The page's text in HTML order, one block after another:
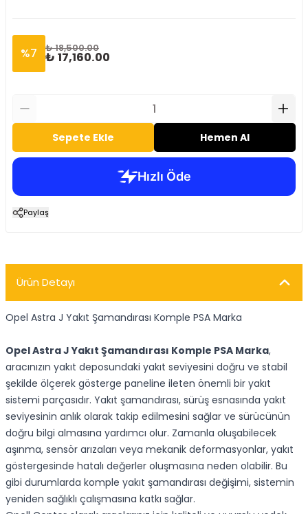
%7 ₺ 18,500.00
₺ 17,160.00
Sepete Ekle Hemen Al
Paylaş
Ürün Detayı
Opel Astra J Yakıt Şamandırası Komple PSA Marka
Opel Astra J Yakıt Şamandırası Komple PSA Marka,
aracınızın yakıt deposundaki yakıt seviyesini doğru ve stabil
şekilde ölçerek gösterge paneline ileten önemli bir yakıt
sistemi parçasıdır. Yakıt şamandırası, sürüş esnasında yakıt
seviyesinin anlık olarak takip edilmesini sağlar ve sürücünün
doğru bilgi almasına yardımcı olur. Zamanla oluşabilecek
aşınma, sensör arızaları veya mekanik deformasyonlar, yakıt
göstergesinde hatalı değerler oluşmasına neden olabilir. Bu
gibi durumlarda komple yakıt şamandırası değişimi, sistemin
yeniden sağlıklı çalışmasına katkı sağlar.